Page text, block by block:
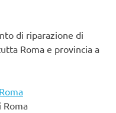
di riparazione di
Roma e provincia a
Roma